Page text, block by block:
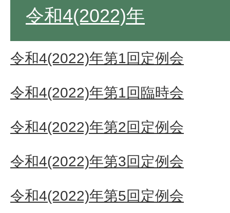
令和4(2022)年
令和4(2022)年第1回定例会
令和4(2022)年第1回臨時会
令和4(2022)年第2回定例会
令和4(2022)年第3回定例会
令和4(2022)年第5回定例会